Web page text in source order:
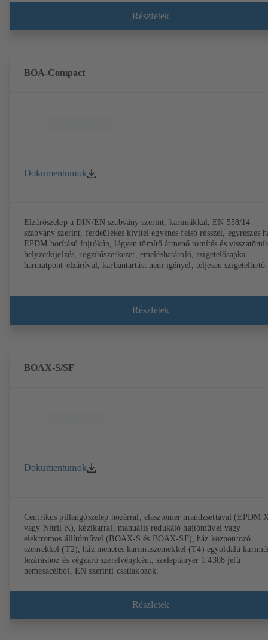
érzékelőtechnológia, közegérintkezés nélkül. A BOATRONIC 100
(24V AC/DC, Modbus) segítségével az áramlás irányának, a
segítségével BOATRONIC 100 (akkumulátor).
Részletek
BOA-Compact
Dokumentumok
Elzárószelep a DIN/EN szabvány szerint, karimákkal, EN 558/14
szabvány szerint, ferdeülékes kivitel egyenes felső résszel, egyrészes
EPDM borítású fojtókúp, lágyan tömítő átmenő tömítés és
helyzetkijelzés, rögzítőszerkezet, emeléshatároló, szigetelősapka
harmatpont-elzáróval, karbantartást nem igényel, teljesen szigetelhető.
Részletek
BOAX-S/SF
Dokumentumok
Centrikus pillangószelep hőzárral, elasztomer mandzsettával (EPDM
vagy Nitril K), kézikarral, manuális redukáló hajtóművel vagy
elektromos állítóművel (BOAX-S és BOAX-SF), ház központozó
szemekkel (T2), ház menetes karimaszemekkel (T4) egyoldalú
lezáráshoz és végzáró szerelvényként, szeleptányér 1.4308 jelű
nemesacélból, EN szerinti csatlakozók.
Részletek